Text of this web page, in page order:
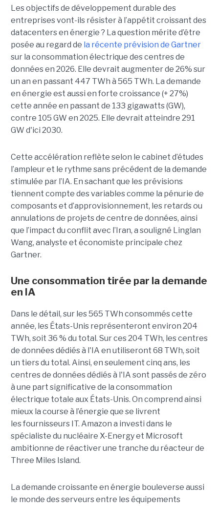
Les objectifs de développement durable des
entreprises vont-ils résister à l’appétit croissant des
datacenters en énergie ? La question mérite d’être
posée au regard de la récente prévision de Gartner
sur la consommation électrique des centres de
données en 2026. Elle devrait augmenter de 26% sur
un an en passant 447 TWh à 565 TWh. La demande
en énergie est aussi en forte croissance (+ 27%)
cette année en passant de 133 gigawatts (GW),
contre 105 GW en 2025. Elle devrait atteindre 291
GW d'ici 2030.
Cette accélération reflète selon le cabinet d’études
l’ampleur et le rythme sans précédent de la demande
stimulée par l’IA. En sachant que les prévisions
tiennent compte des variables comme la pénurie de
composants et d’approvisionnement, les retards ou
annulations de projets de centre de données, ainsi
que l’impact du conflit avec l’Iran, a souligné Linglan
Wang, analyste et économiste principale chez
Gartner.
Une consommation tirée par la demande
en IA
Dans le détail, sur les 565 TWh consommés cette
année, les États-Unis représenteront environ 204
TWh, soit 36 ​​% du total. Sur ces 204 TWh, les centres
de données dédiés à l'IA en utiliseront 68 TWh, soit
un tiers du total. Ainsi, en seulement cinq ans, les
centres de données dédiés à l'IA sont passés de zéro
à une part significative de la consommation
électrique totale aux États-Unis. On comprend ainsi
mieux la course à l’énergie que se livrent
les fournisseurs IT. Amazon a investi dans le
spécialiste du nucléaire X-Energy et Microsoft
ambitionne de réactiver une tranche du réacteur de
Three Miles Island.
La demande croissante en énergie bouleverse aussi
le monde des serveurs entre les équipements